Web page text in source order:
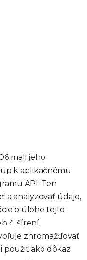
mali jeho
k aplikačnému
API. Ten
a analyzovať údaje,
o úlohe tejto
či šírení
zhromažďovať
použiť ako dôkaz